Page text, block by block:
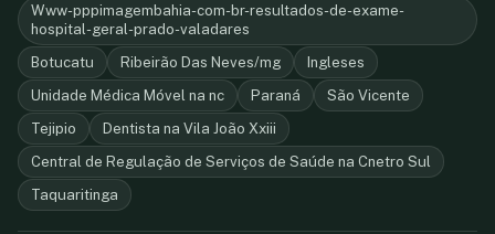
Www-pppimagembahia-com-br-resultados-de-exame-
hospital-geral-prado-valadares
Botucatu
Ribeirão Das Neves/mg
Ingleses
Unidade Médica Móvel na nc
Paraná
São Vicente
Tejipio
Dentista na Vila João Xxiii
Central de Regulação de Serviços de Saúde na Cnetro Sul
Taquaritinga